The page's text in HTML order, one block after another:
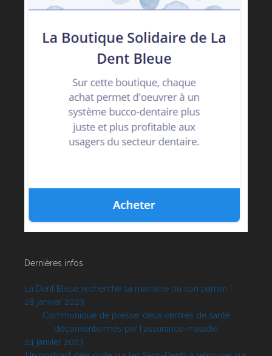
Dernières infos
La Dent Bleue recherche sa marraine ou son parrain !
28 janvier 2023
Communiqué de presse: deux centres de santé
déconventionnés par l'assurance-maladie
24 janvier 2023